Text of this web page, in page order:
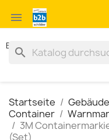

Exklusiv für
zzgl.
search
Startseite
Container
3M
(Set)